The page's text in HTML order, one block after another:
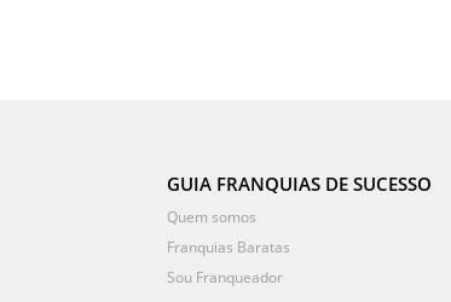
GUIA FRANQUIAS DE SUCESSO
Quem somos
Franquias Baratas
Sou Franqueador